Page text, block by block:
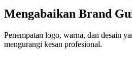
Mengabaikan Brand
Penempatan logo, warna, dan desain
mengurangi kesan profesional.